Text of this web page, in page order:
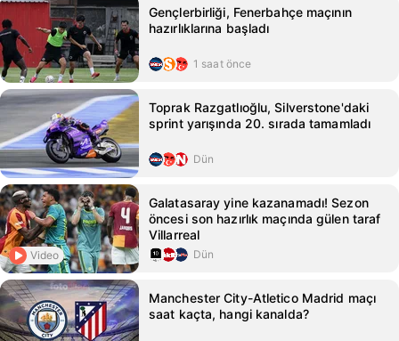
Gençlerbirliği, Fenerbahçe maçının
hazırlıklarına başladı
1 saat önce
Toprak Razgatlıoğlu, Silverstone'daki
sprint yarışında 20. sırada tamamladı
Dün
Video
Galatasaray yine kazanamadı! Sezon
öncesi son hazırlık maçında gülen taraf
Villarreal
Dün
Manchester City-Atletico Madrid maçı
saat kaçta, hangi kanalda?